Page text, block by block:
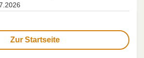
Zur Startseite